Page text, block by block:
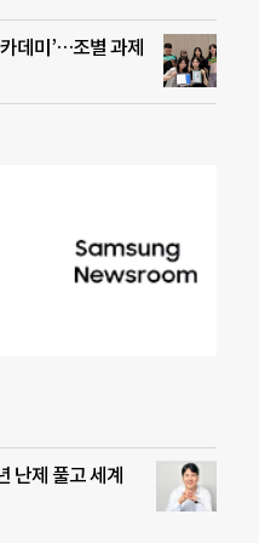
데미’…조별 과제
난제 풀고 세계